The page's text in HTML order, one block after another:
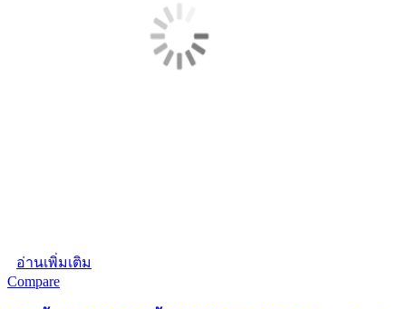
อ่านเพิ่มเติม
Compare